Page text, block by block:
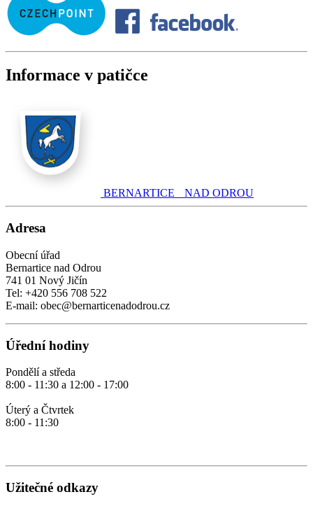
Informace v patičce
BERNARTICE NAD ODROU
Adresa
Obecní úřad
Bernartice nad Odrou
741 01 Nový Jičín
Tel: +420 556 708 522
E-mail: obec@bernarticenadodrou.cz
Úřední hodiny
Pondělí a středa
8:00 - 11:30 a 12:00 - 17:00
Úterý a Čtvrtek
8:00 - 11:30
Užitečné odkazy